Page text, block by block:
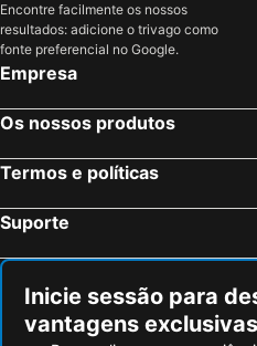
Encontre facilmente os nossos
resultados: adicione o trivago como
fonte preferencial no Google.
Empresa
Os nossos produtos
Termos e políticas
Suporte
Inicie sessão para
vantagens